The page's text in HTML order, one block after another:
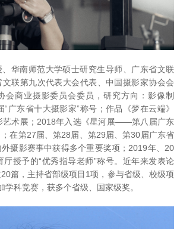
、华南师范大学硕士研究生导师、广东省文联
联第九次代表大会代表、中国摄影家协会会
会商业摄影委员会委员，研究方向：影像制
广东省十大摄影家”称号；作品《梦在云端》
艺术展；2018年入选《星河展——第八届广东
在第27届、第28届、第29届、第30届广东省
摄影赛事中获得多个重要奖项；2019年、20
厅授予的“优秀指导老师”称号。近年来发表论
篇，主持省部级项目1项，参与省级、校级项
学科竞赛，获多个省级、国家级奖。